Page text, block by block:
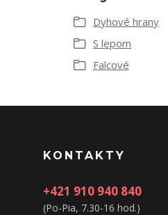
Dyhové hrany
S lepom
Falcové
KONTAKTY
+421 910 940 840
(Po-Pia, 7.30-16 hod.)